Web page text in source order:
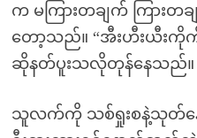
က မကြားတချက် ကြားတ
တော့သည်။ “အီးဟီးယီးကိုကို
ဆိုနတ်ပူးသလိုတုန်နေသည်။
သူလက်ကို သစ်ရှုးစနဲ့သုတ်နေ